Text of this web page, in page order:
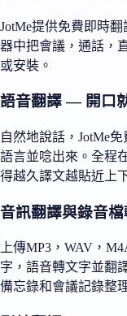
JotMe提供免費即時
器中把會議，通話，
或安裝。
語音翻譯 — 開口
自然地說話，JotMe
語言並唸出來。全程
得越久譯文越貼近上
音訊翻譯與錄音
上傳MP3，WAV，
字，語音轉文字並翻
備忘錄和會議記錄整